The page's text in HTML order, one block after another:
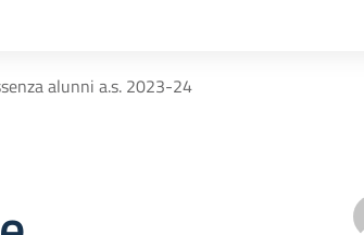
alunni a.s. 2023-24